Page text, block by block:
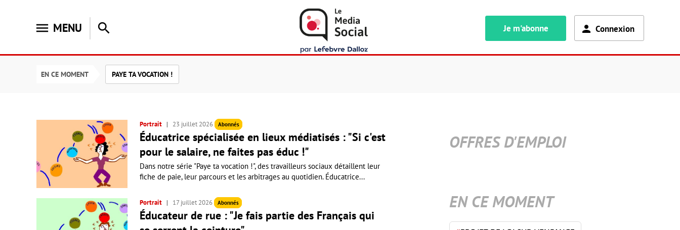
menu MENU search Je m'abonne Connexion
EN CE MOMENT PAYE TA VOCATION !
Portrait 23 juillet 2026 Abonnés
Éducatrice spécialisée en lieux médiatisés : "Si c'est
pour le salaire, ne faites pas éduc !"
Dans notre série "Paye ta vocation !", des travailleurs sociaux détaillent leur
fiche de paie, leur parcours et les arbitrages au quotidien. Éducatrice...
Portrait 17 juillet 2026 Abonnés
Éducateur de rue : "Je fais partie des Français qui
OFFRES D'EMPLOI
EN CE MOMENT